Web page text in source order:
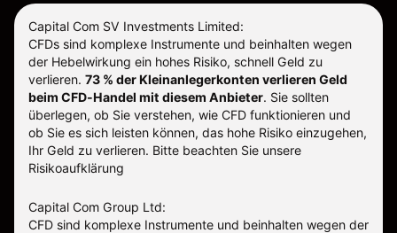
Capital Com SV Investments Limited:
CFDs sind komplexe Instrumente und beinhalten wegen
der Hebelwirkung ein hohes Risiko, schnell Geld zu
verlieren. 73 % der Kleinanlegerkonten verlieren Geld
beim CFD-Handel mit diesem Anbieter. Sie sollten
überlegen, ob Sie verstehen, wie CFD funktionieren und
ob Sie es sich leisten können, das hohe Risiko einzugehen,
Ihr Geld zu verlieren. Bitte beachten Sie unsere
Risikoaufklärung
Capital Com Group Ltd:
CFD sind komplexe Instrumente und beinhalten wegen der